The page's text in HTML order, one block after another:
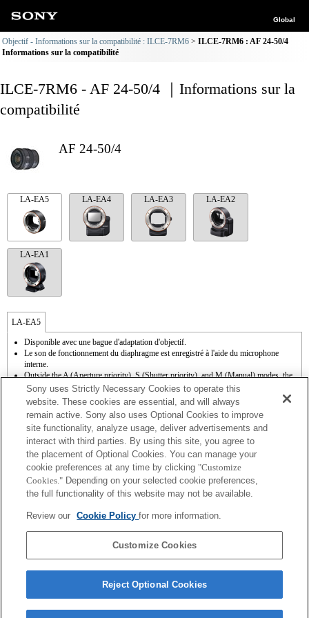
Global
Objectif - Informations sur la compatibilité : ILCE-7RM6
ILCE-7RM6 : AF 24-50/4
Informations sur la compatibilité
ILCE-7RM6 - AF 24-50/4 ｜Informations sur la
compatibilité
AF 24-50/4
LA-EA5 LA-EA4 LA-EA3 LA-EA2
LA-EA1
LA-EA5
Disponible avec une bague d'adaptation d'objectif.
Le son de fonctionnement du diaphragme est enregistré à l'aide du microphone
interne.
Outside the A (Aperture priority), S (Shutter priority), and M (Manual) modes, the
shutter speed and the aperture can not be adjusted during the movie recording.
La fonction [Comp. objectif ] (Compensation de l'objectif) n'est pas opérationnelle.
En fonction des conditions de prise de vue, il se peut que la luminosité de l'image ne
soit pas uniforme. Réglez la fonction [Obturat. à rideaux avant] sur [Off].
Si vous fixez l'objectif à monture A à l'aide de l'adaptateur, la fonction d'aide à la mise
au point manuelle ne fonctionne pas automatiquement lorsque vous tournez la bague
de mise au point. Vous pouvez agrandir l'image en sélectionnant la fonction [Loupe
mise pt] ou [Aide MF] sur n'importe quelle touche de "Réglag. touche perso".
L'obturateur tactile ne fonctionne pas.
La correction de tremblement est disponible sur les 3 axes (Tangage/Lacet/Roulis)
avec la technologie SteadyShot INSIDE.
difficile de faire le point sur un sujet avec cette fonction lorsque vous photographiez
des scènes sombres, ou lorsqu’un sujet est situé dans les coins de l’écran ou qu’il est
Sony uses Strictly Necessary Cookies to operate this
website. These cookies are essential, and will always
remain active. Sony also uses Optional Cookies to improve
site functionality, analyze usage, deliver advertisements and
interact with third parties. By using this site, you agree to
the placement of Optional Cookies. You can manage your
cookie preferences at any time by clicking "Customize
Cookies." Depending on your selected cookie preferences,
the full functionality of this website may not be available.
Review our Cookie Policyfor more information.
Customize Cookies
Reject Optional Cookies